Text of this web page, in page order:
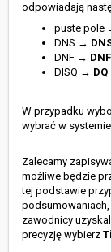
odpowiadają
puste pole
DNS →
DNF → DNF
DISQ → DQ
W przypadku
wybrać w
Zalecamy
możliwe będzie
tej podstawie
zawodnicy
precyzję wybierz